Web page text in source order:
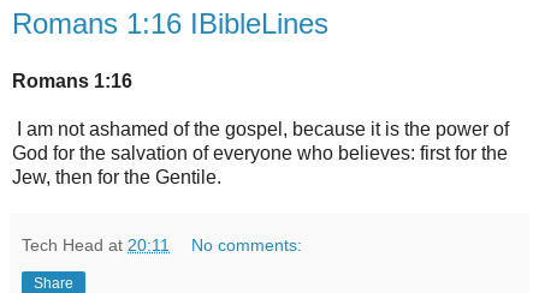
Romans 1:16 IBibleLines
Romans 1:16
I am not ashamed of the gospel, because it is the power of
God for the salvation of everyone who believes: first for the
Jew, then for the Gentile.
Tech Head at 20:11 No comments:
Share